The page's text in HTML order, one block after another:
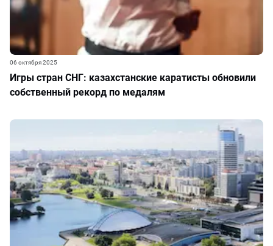
Игры стран СНГ: казахстанские каратисты обновили
собственный рекорд по медалям
06 октября 2025